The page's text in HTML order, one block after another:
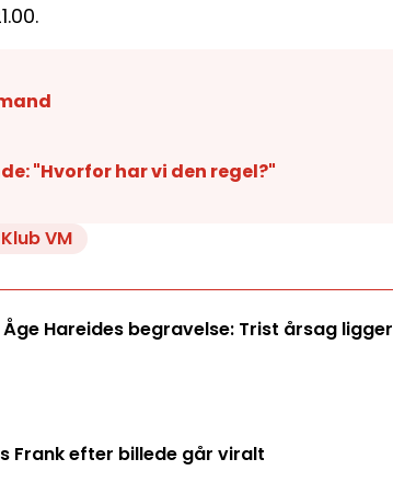
"Hvorfor har vi den regel?"
Klub VM
Hareides begravelse: Trist årsag ligger
Frank efter billede går viralt